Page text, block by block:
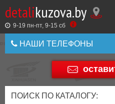
detalikuzova.by
9-19 пн-пт, 9-15 cб
НАШИ ТЕЛЕФОНЫ
+375 44 586
ПОИСК ПО КАТАЛОГУ:
Оставить
Купить
в
1
ТАКЖЕ
ВЫ
МОЖЕТЕ
У
ЗАКАЗАТЬ